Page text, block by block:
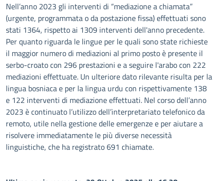
Nell’anno 2023 gli interventi di “mediazione a chiamata”
(urgente, programmata o da postazione fissa) effettuati sono
stati 1364, rispetto ai 1309 interventi dell'anno precedente.
Per quanto riguarda le lingue per le quali sono state richieste
il maggior numero di mediazioni al primo posto è presente il
serbo-croato con 296 prestazioni e a seguire l'arabo con 222
mediazioni effettuate. Un ulteriore dato rilevante risulta per la
lingua bosniaca e per la lingua urdu con rispettivamente 138
e 122 interventi di mediazione effettuati. Nel corso dell’anno
2023 è continuato l’utilizzo dell’interpretariato telefonico da
remoto, utile nella gestione delle emergenze e per aiutare a
risolvere immediatamente le più diverse necessità
linguistiche, che ha registrato 691 chiamate.